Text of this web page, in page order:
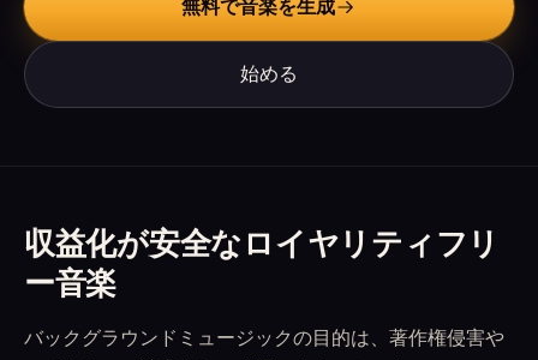
無料で音楽を生成
始める
収益化が安全なロイヤリティフリ
ー音楽
バックグラウンドミュージックの目的は、著作権侵害や